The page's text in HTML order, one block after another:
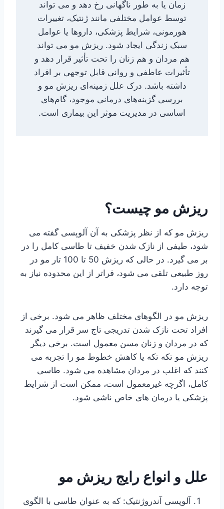
زمان یا به طور ناگهانی رخ دهد و می تواند
توسط عوامل مختلفی مانند ژنتیک، تغییرات
هورمونی، شرایط پزشکی، داروها یا عوامل
سبک زندگی ایجاد شود. ریزش مو می تواند
هم مردان و هم زنان را تحت تأثیر قرار دهد و
تأثیرات عاطفی و روانی قابل توجهی بر افراد
داشته باشد. درک علل زمینه‌ای ریزش مو و
بررسی گزینه‌های درمانی موجود، گام‌های
اساسی در مدیریت موثر این بیماری است.
ریزش مو چیست؟
ریزش مو که از نظر پزشکی به آن آلوپسی گفته می
شود، طیفی از نازک شدن خفیف تا طاسی کامل را در
بر می گیرد. در حالی که ریزش 50 تا 100 تار مو در
روز طبیعی تلقی می شود، فراتر از این محدوده نیاز به
توجه دارد.
ریزش مو در الگوهای مختلف ظاهر می شود. برخی از
افراد تحت نازک شدن تدریجی تاج سر قرار می گیرند
که در مردان و زنان مسن معمول است. برخی دیگر
ریزش مو تکه تکه یا کاهش خطوط مو را تجربه می
کنند که اغلب در مردان مشاهده می شود. طاسی
کامل، اگرچه غیرمعمول است، ممکن است از شرایط
پزشکی یا درمان های خاص ناشی شود.
علل و انواع رایج ریزش مو
آلوپسی آندروژنتیک: که به عنوان طاسی با الگوی